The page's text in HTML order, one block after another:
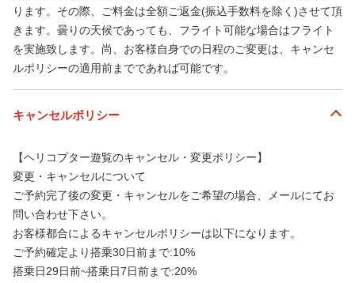
ります。その際、ご料金は全額ご返金(振込手数料を除く)させて頂
きます。曇りの天候であっても、フライト可能な場合はフライト
を実施致します。尚、お客様自身での日程のご変更は、キャンセ
ルポリシーの適用前までであれば可能です。
キャンセルポリシー
【ヘリコプター遊覧のキャンセル・変更ポリシー】
変更・キャンセルについて
ご予約完了後の変更・キャンセルをご希望の場合、メールにてお
問い合わせ下さい。
お客様都合によるキャンセルポリシーは以下になります。
ご予約確定より搭乗30日前まで:10%
搭乗日29日前~搭乗日7日前まで:20%